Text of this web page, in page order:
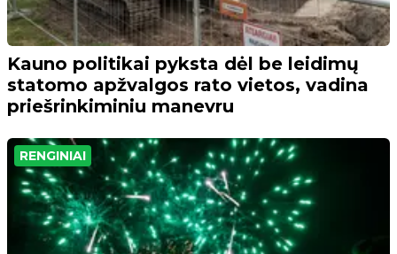
Kauno politikai pyksta dėl be leidimų
statomo apžvalgos rato vietos, vadina
priešrinkiminiu manevru
RENGINIAI